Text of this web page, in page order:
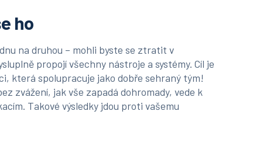
ho
na druhou – mohli byste se ztratit v
propojí všechny nástroje a systémy. Cíl je
která spolupracuje jako dobře sehraný tým!
zvážení, jak vše zapadá dohromady, vede k
Takové výsledky jdou proti vašemu